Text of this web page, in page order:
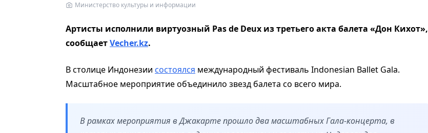
Министерство культуры и информации
Артисты исполнили виртуозный Pas de Deux из третьего акта балета «Дон Кихот»,
сообщаетVecher.kz.
В столице Индонезии состоялся международный фестиваль Indonesian Ballet Gala.
Масштабное мероприятие объединило звезд балета со всего мира.
В рамках мероприятия в Джакарте прошло два масштабных Гала-концерта, в